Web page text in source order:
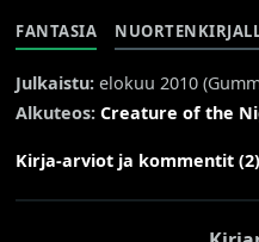
FANTASIA
Julkaistu: elokuu 2010 (
Alkuteos: Creature of the
Kirja-arviot ja kommentit (2)